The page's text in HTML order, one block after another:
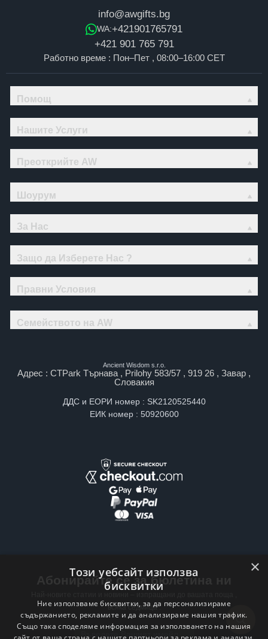
info@awgifts.bg
WA:+421901765791
+421 901 765 791
Работно време : Пон–Пет , 08:00–16:00 CET
Помощ
Нашите Услуги
Преоткрийте AW
Шоурум
За Нас
Защо да Изберете Нас ?
Правни Условия
Семейството на AW
Ancient Wisdom s.r.o.
Адрес : CTPark Търнава , Prilohy 583/57 , 919 26 , Завар ,
Словакия
ДДС и ЕОРИ номер : SK2120525440
ЕИК номер : 50920600
Абонирайте се за бюлетина ни
всяка седмица .
Email address
×
Този уебсайт използва
бисквитки
Ние използваме бисквитки, за да персонализираме
съдържанието, рекламите и да анализираме нашия трафик.
Също така споделяме информация за използването на нашия